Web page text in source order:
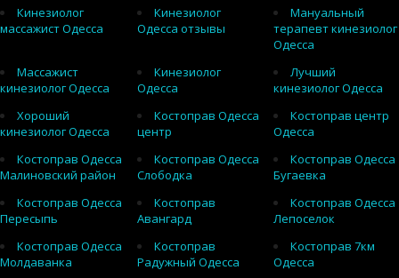
Кинезиолог
массажист Одесса
Кинезиолог
Одесса отзывы
Мануальный
терапевт кинезиолог
Одесса
Массажист
кинезиолог Одесса
Кинезиолог
Одесса
Лучший
кинезиолог Одесса
Хороший
кинезиолог Одесса
Костоправ Одесса
центр
Костоправ центр
Одесса
Костоправ Одесса
Малиновский район
Костоправ Одесса
Слободка
Костоправ Одесса
Бугаевка
Костоправ Одесса
Пересыпь
Костоправ
Авангард
Костоправ Одесса
Лепоселок
Костоправ Одесса
Молдаванка
Костоправ
Радужный Одесса
Костоправ 7км
Одесса